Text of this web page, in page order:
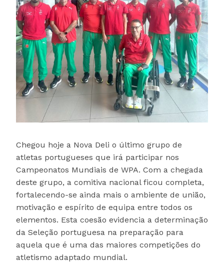
Chegou hoje a Nova Deli o último grupo de
atletas portugueses que irá participar nos
Campeonatos Mundiais de WPA. Com a chegada
deste grupo, a comitiva nacional ficou completa,
fortalecendo-se ainda mais o ambiente de união,
motivação e espírito de equipa entre todos os
elementos. Esta coesão evidencia a determinação
da Seleção portuguesa na preparação para
aquela que é uma das maiores competições do
atletismo adaptado mundial.